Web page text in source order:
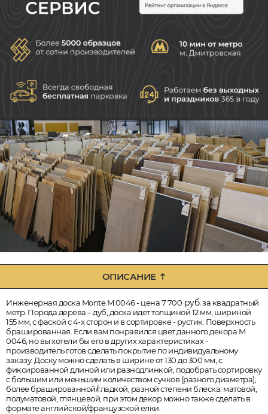
ОПИСАНИЕ
Инженерная доска Monte M 0046 - цена 7 700 руб.за квадратный
метр. Порода дерева – дуб, доска идет толщиной 12 мм, шириной
155 мм, с фаской с 4-х сторон и в сортировке - рустик. Поверхность
брашированная. Если вам понравился цвет данного декора M
0046, но вы хотели бы его в других характеристиках -
производитель готов сделать покрытие по индивидуальному
заказу. Доску можно сделать в ширине от 130 до 300 мм, с
фиксированной длиной или разнодлинкой, подобрать сортировку
с большим или меньшим количеством сучков (разного диаметра),
более брашированной/гладкой, разной степени блеска: матовой,
полуматовой, глянцевой, при этом декор можно также сделать в
формате английской/французской елки.